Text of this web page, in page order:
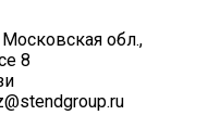
обл.,
8